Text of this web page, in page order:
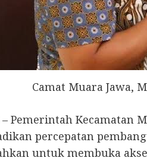
Camat Muara Jawa,
– Pemerintah Kecamatan
percepatan
untuk membuka